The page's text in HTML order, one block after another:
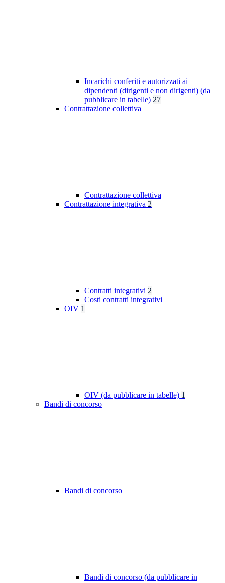
Incarichi conferiti e autorizzati ai
dipendenti (dirigenti e non dirigenti) (da
pubblicare in tabelle) 27
Contrattazione collettiva
Contrattazione collettiva
Contrattazione integrativa 2
Contratti integrativi 2
Costi contratti integrativi
OIV 1
OIV (da pubblicare in tabelle) 1
Bandi di concorso
Bandi di concorso
Bandi di concorso (da pubblicare in